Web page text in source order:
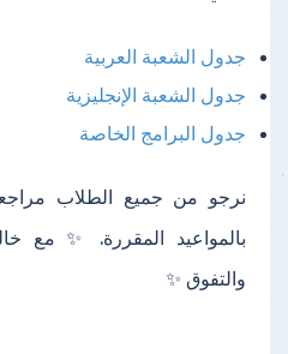
جدول الشعبة العربية
جدول الشعبة الإنجليزية
جدول البرامج الخاصة
نرجو من جميع الطلاب
بالمواعيد المقررة. ✨ مع
والتفوق ✨